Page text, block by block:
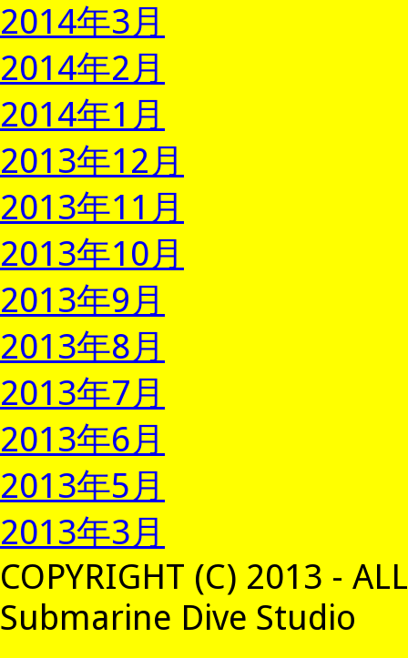
2014年3月
2014年2月
2014年1月
2013年12月
2013年11月
2013年10月
2013年9月
2013年8月
2013年7月
2013年6月
2013年5月
2013年3月
COPYRIGHT (C) 2013 -
Submarine Dive Studio